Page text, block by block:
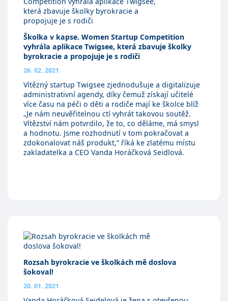
Školka v kapse. Women Startup Competition
vyhrála aplikace Twigsee, která zbavuje školky
byrokracie a propojuje je s rodiči
26. 02. 2021
Vítězný startup Twigsee zjednodušuje a digitalizuje
administrativní agendy, díky čemuž získají učitelé
více času na péči o děti a rodiče mají ke školce blíž
„Je nám neuvěřitelnou ctí vyhrát takovou soutěž.
Vítězství nám potvrdilo, že to, co děláme, má smysl
a hodnotu. Jsme rozhodnutí v tom pokračovat a
zdokonalovat náš produkt,” říká ke zlatému místu
zakladatelka a CEO Vanda Horáčková Seidlová.
Rozsah byrokracie ve školkách mě doslova
šokoval!
20. 01. 2021